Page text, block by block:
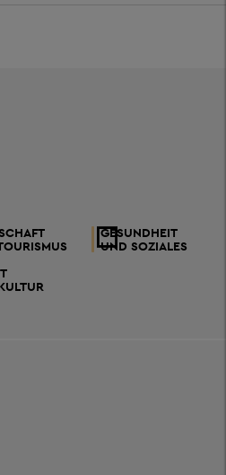
GESUNDHEIT
UND SOZIALES